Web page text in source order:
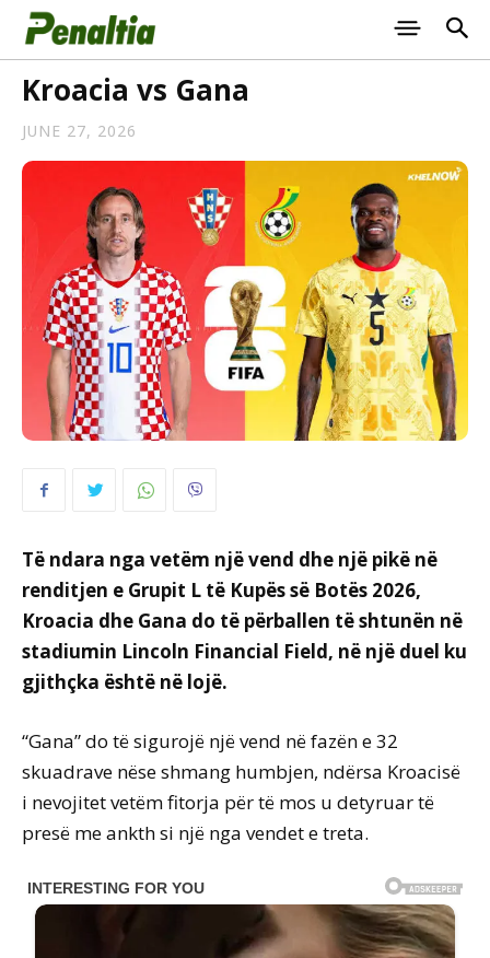
Kroacia vs Gana
JUNE 27, 2026
Të ndara nga vetëm një vend dhe një pikë në
renditjen e Grupit L të Kupës së Botës 2026,
Kroacia dhe Gana do të përballen të shtunën në
stadiumin Lincoln Financial Field, në një duel ku
gjithçka është në lojë.
“Gana” do të sigurojë një vend në fazën e 32
skuadrave nëse shmang humbjen, ndërsa Kroacisë
i nevojitet vetëm fitorja për të mos u detyruar të
presë me ankth si një nga vendet e treta.